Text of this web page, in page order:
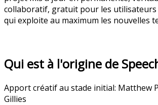
collaboratif, gratuit pour les
qui exploite au maximum les nouvelles
Qui est à l'origine de
Apport créatif au stade initial: Matthew
Gillies